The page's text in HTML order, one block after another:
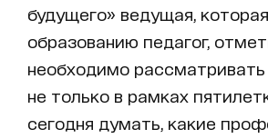
будущего» ведущая,
образованию педагог,
необходимо рассматривать
не только в рамках
сегодня думать, какие